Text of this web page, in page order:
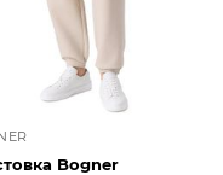
Bogner